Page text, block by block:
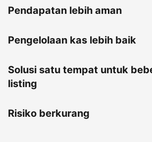
Pendapatan lebih aman
Pengelolaan kas lebih baik
Solusi satu tempat untuk
listing
Risiko berkurang